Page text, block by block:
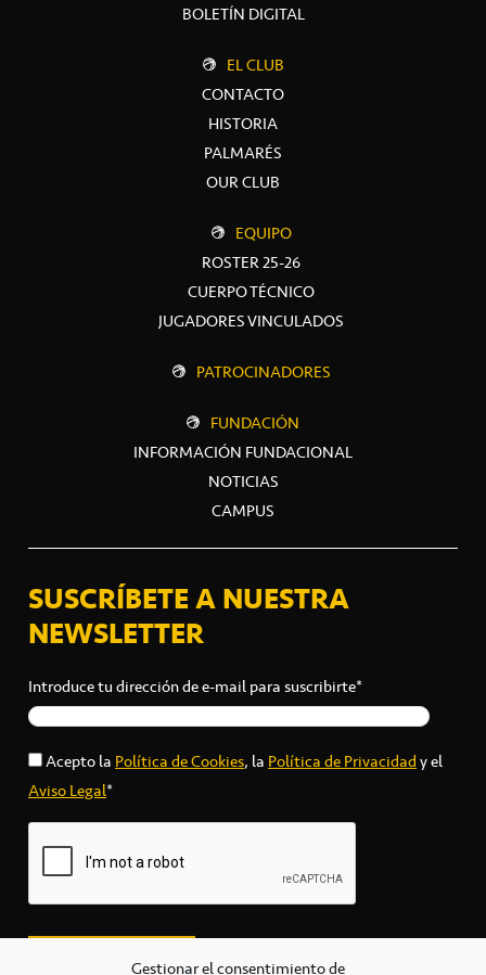
Gestionar el consentimiento de
BOLETÍN DIGITAL
EL CLUB
CONTACTO
HISTORIA
PALMARÉS
OUR CLUB
EQUIPO
ROSTER 25-26
CUERPO TÉCNICO
JUGADORES VINCULADOS
PATROCINADORES
FUNDACIÓN
INFORMACIÓN FUNDACIONAL
NOTICIAS
CAMPUS
SUSCRÍBETE A NUESTRA
NEWSLETTER
Introduce tu dirección de e-mail para suscribirte*
Acepto laPolítica de Cookies, laPolítica de Privacidady el
Aviso Legal*